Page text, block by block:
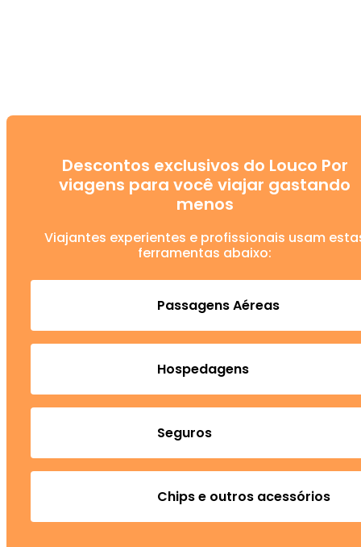
Descontos exclusivos do Louco Por
viagens para você viajar gastando
menos
Viajantes experientes e profissionais usam
ferramentas abaixo:
Passagens Aéreas
Hospedagens
Seguros
Chips e outros acessórios